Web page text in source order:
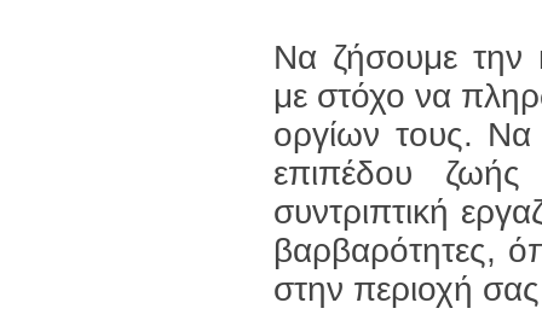
Να ζήσουμε την
με στόχο να
οργίων τους. Να
επιπέδου
συντριπτική
βαρβαρότητες,
στην περιοχή